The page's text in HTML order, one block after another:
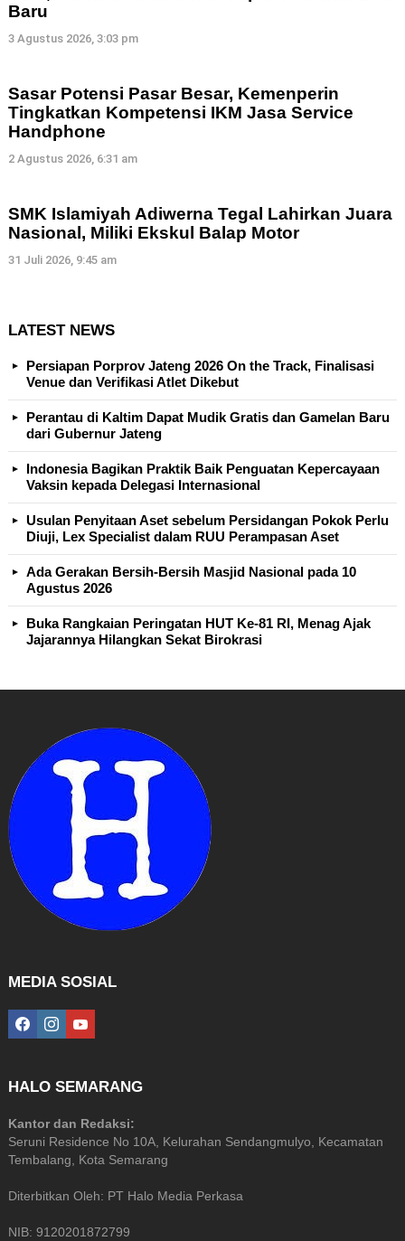
Baru
3 Agustus 2026, 3:03 pm
Sasar Potensi Pasar Besar, Kemenperin
Tingkatkan Kompetensi IKM Jasa Service
Handphone
2 Agustus 2026, 6:31 am
SMK Islamiyah Adiwerna Tegal Lahirkan Juara
Nasional, Miliki Ekskul Balap Motor
31 Juli 2026, 9:45 am
LATEST NEWS
Persiapan Porprov Jateng 2026 On the Track, Finalisasi
Venue dan Verifikasi Atlet Dikebut
Perantau di Kaltim Dapat Mudik Gratis dan Gamelan Baru
dari Gubernur Jateng
Indonesia Bagikan Praktik Baik Penguatan Kepercayaan
Vaksin kepada Delegasi Internasional
Usulan Penyitaan Aset sebelum Persidangan Pokok Perlu
Diuji, Lex Specialist dalam RUU Perampasan Aset
Ada Gerakan Bersih-Bersih Masjid Nasional pada 10
Agustus 2026
Buka Rangkaian Peringatan HUT Ke-81 RI, Menag Ajak
Jajarannya Hilangkan Sekat Birokrasi
MEDIA SOSIAL
facebookinstagramyoutube
HALO SEMARANG
Kantor dan Redaksi:
Seruni Residence No 10A, Kelurahan Sendangmulyo, Kecamatan
Tembalang, Kota Semarang
Diterbitkan Oleh: PT Halo Media Perkasa
NIB: 9120201872799